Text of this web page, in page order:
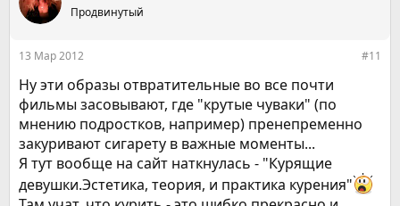
и
Продвинутый
13 Мар 2012 #11
Ну эти образы отвратительные во все почти
фильмы засовывают, где "крутые чуваки" (по
мнению подростков, например) пренепременно
закуривают сигарету в важные моменты...
Я тут вообще на сайт наткнулась - "Курящие
девушки.Эстетика, теория, и практика курения"